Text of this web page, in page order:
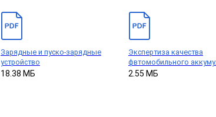
Зарядные и пуско-зарядные
устройство
18.38 МБ
Экспертиза качества
фвтомобильного
2.55 МБ